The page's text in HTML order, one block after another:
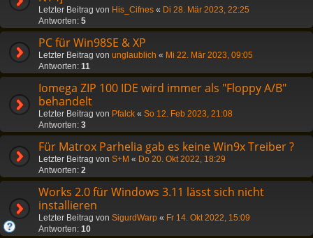
Letzter Beitrag von His_Cifnes « Di 28. Mär 2023, 22:25
Antworten: 5
PC für Win98SE & XP
Letzter Beitrag von unglaublich « Mi 22. Mär 2023, 09:05
Antworten: 11
Iomega ZIP 100 IDE wird immer als "Floppy A/B"
behandelt
Letzter Beitrag von Pfalck « So 12. Feb 2023, 21:08
Antworten: 3
Für Matrox Parhelia gab es keine Win9x Treiber ?
Letzter Beitrag von S+M « Do 20. Okt 2022, 18:29
Antworten: 2
Works 2.0 für Windows 3.11 lässt sich nicht
installieren
Letzter Beitrag von SigurdWarp « Fr 14. Okt 2022, 15:09
Antworten: 10